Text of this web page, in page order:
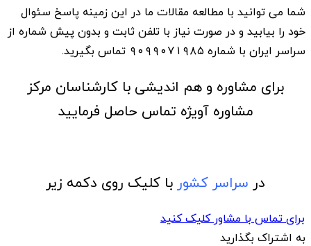
شما می توانید با مطالعه مقالات ما در این زمینه پاسخ سئوال
خود را بیابید و در صورت نیاز با تلفن ثابت و بدون پیش شماره از
سراسر ایران با شماره ۹۰۹۹۰۷۱۹۸۵ تماس بگیرید.
برای مشاوره و هم اندیشی با کارشناسان مرکز
مشاوره آویژه تماس حاصل فرمایید
در سراسر کشوربا کلیک روی دکمه زیر
برای تماس با مشاور کلیک کنید
به اشتراک بگذارید